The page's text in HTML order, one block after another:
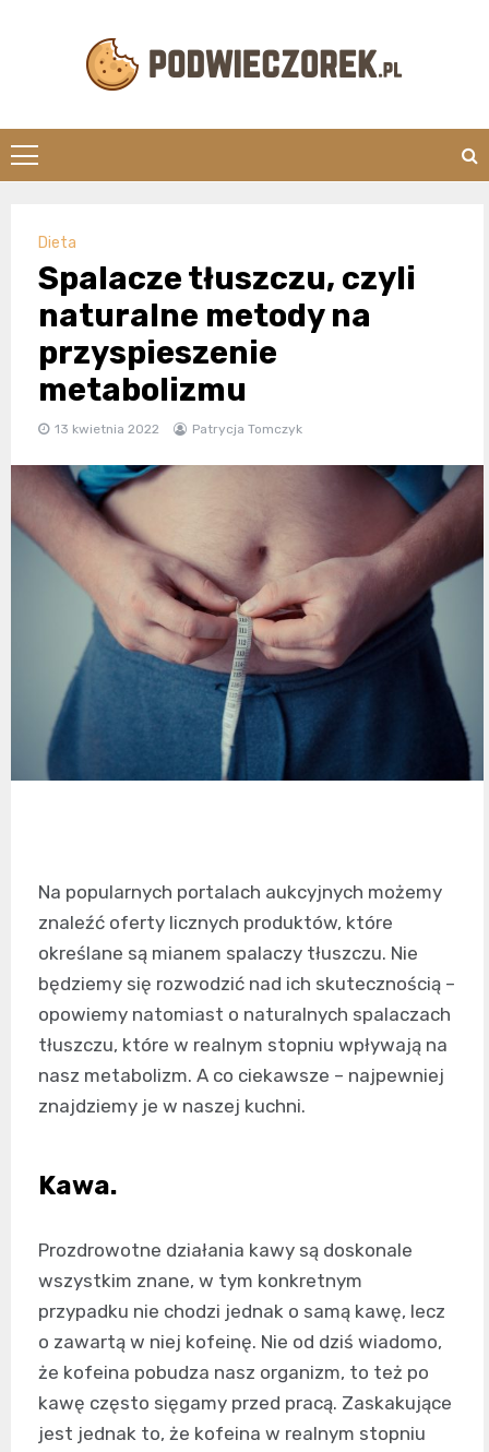
Dieta
Spalacze tłuszczu, czyli
naturalne metody na
przyspieszenie
metabolizmu
13 kwietnia 2022 Patrycja Tomczyk
Na popularnych portalach aukcyjnych możemy
znaleźć oferty licznych produktów, które
określane są mianem spalaczy tłuszczu. Nie
będziemy się rozwodzić nad ich skutecznością –
opowiemy natomiast o naturalnych spalaczach
tłuszczu, które w realnym stopniu wpływają na
nasz metabolizm. A co ciekawsze – najpewniej
znajdziemy je w naszej kuchni.
Kawa.
Prozdrowotne działania kawy są doskonale
wszystkim znane, w tym konkretnym
przypadku nie chodzi jednak o samą kawę, lecz
o zawartą w niej kofeinę. Nie od dziś wiadomo,
że kofeina pobudza nasz organizm, to też po
kawę często sięgamy przed pracą. Zaskakujące
jest jednak to, że kofeina w realnym stopniu